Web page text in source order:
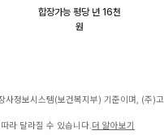
합장가능 평당 년 16천
원
사정보시스템(보건복지부) 기준이며, (주)
라 달라질 수 있습니다.더 알아보기